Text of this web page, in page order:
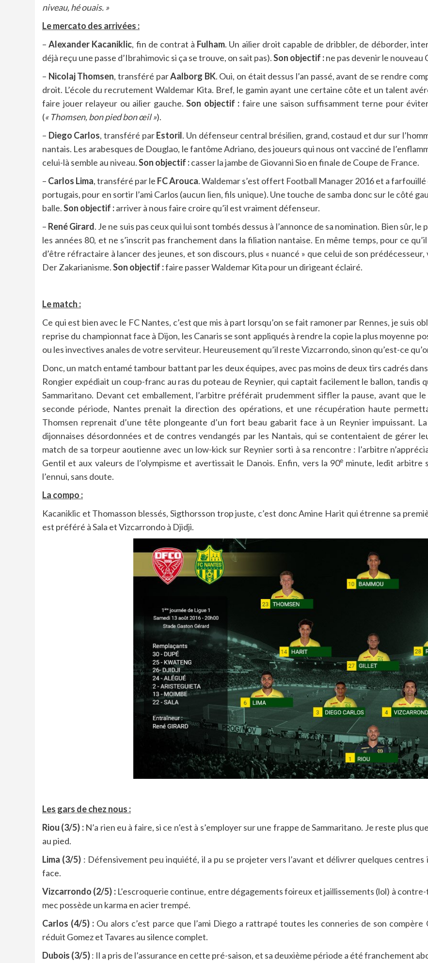
niveau, hé ouais. »
Le mercato des arrivées :
–Alexander Kacaniklic, fin de contrat à Fulham. Un ailier droit capable de dribbler, de déborder,
déjà reçu une passe d’Ibrahimovic si ça se trouve, on sait pas).Son objectif :ne pas devenir le nouveau
– Nicolaj Thomsen, transféré parAalborg BK. Oui, on était dessus l’an passé, avant de se rendre
droit. L’école du recrutement Waldemar Kita. Bref, le gamin ayant une certaine côte et un talent
faire jouer relayeur ou ailier gauche.Son objectif : faire une saison suffisamment terne pour
(« Thomsen, bon pied bon œil »).
– Diego Carlos, transféré parEstoril. Un défenseur central brésilien, grand, costaud et dur sur
nantais. Les arabesques de Douglao, le fantôme Adriano, des joueurs qui nous ont vacciné de
celui-là semble au niveau.Son objectif :casser la jambe de Giovanni Sio en finale de Coupe de France.
– Carlos Lima, transféré par le FC Arouca. Waldemar s’est offert Football Manager 2016 et a
portugais, pour en sortir l’ami Carlos (aucun lien, fils unique). Une touche de samba donc sur le côté
balle.Son objectif :arriver à nous faire croire qu’il est vraiment défenseur.
– René Girard. Je ne suis pas ceux qui lui sont tombés dessus à l’annonce de sa nomination. Bien sûr,
les années 80, et ne s’inscrit pas franchement dans la filiation nantaise. En même temps, pour ce
d’être réfractaire à lancer des jeunes, et son discours, plus « nuancé » que celui de son
Der Zakarianisme.Son objectif :faire passer Waldemar Kita pour un dirigeant éclairé.
Le match :
Ce qui est bien avec le FC Nantes, c’est que mis à part lorsqu’on se fait ramoner par Rennes, je suis
reprise du championnat face à Dijon, les Canaris se sont appliqués à rendre la copie la plus moyenne
ou les invectives anales de votre serviteur. Heureusement qu’il reste Vizcarrondo, sinon qu’est-ce
Donc, un match entamé tambour battant par les deux équipes, avec pas moins de deux tirs cadrés
Rongier expédiait un coup-franc au ras du poteau de Reynier, qui captait facilement le ballon, tandis
Sammaritano. Devant cet emballement, l’arbitre préférait prudemment siffler la pause, avant que
seconde période, Nantes prenait la direction des opérations, et une récupération haute
Thomsen reprenait d’une tête plongeante d’un fort beau gabarit face à un Reynier impuissant.
dijonnaises désordonnées et de contres vendangés par les Nantais, qui se contentaient de gérer
match de sa torpeur aoutienne avec un low-kick sur Reynier sorti à sa rencontre : l’arbitre
Gentil et aux valeurs de l’olympisme et avertissait le Danois. Enfin, vers la 90e minute, ledit arbitre
l’ennui, sans doute.
La compo :
Kacaniklic et Thomasson blessés, Sigthorsson trop juste, c’est donc Amine Harit qui étrenne sa
est préféré à Sala et Vizcarrondo à Djidji.
Les gars de chez nous :
Riou (3/5) : N’a rien eu à faire, si ce n’est à s’employer sur une frappe de Sammaritano. Je reste plus
au pied.
Lima (3/5) : Défensivement peu inquiété, il a pu se projeter vers l’avant et délivrer quelques
face.
Vizcarrondo (2/5) :L’escroquerie continue, entre dégagements foireux et jaillissements (lol) à
mec possède un karma en acier trempé.
Carlos (4/5) : Ou alors c’est parce que l’ami Diego a rattrapé toutes les conneries de son
réduit Gomez et Tavares au silence complet.
Dubois (3/5): Il a pris de l’assurance en cette pré-saison, et sa deuxième période a été franchement